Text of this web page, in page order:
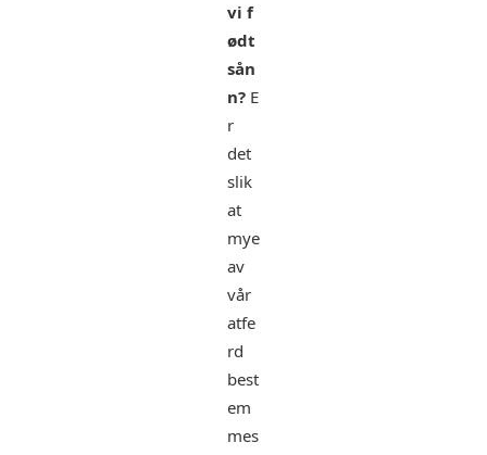
vi f
ødt
sån
n? E
r
det
slik
at
mye
av
vår
atfe
rd
best
em
mes